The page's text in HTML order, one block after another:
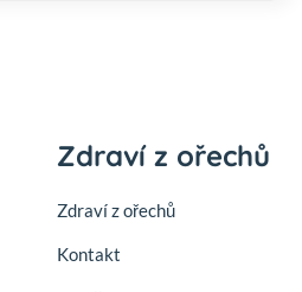
Zdraví z ořechů
Zdraví z ořechů
Kontakt